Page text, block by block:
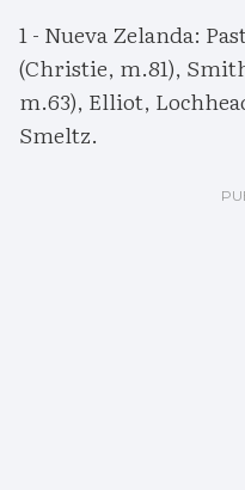
1 - Nueva Zelanda:
(Christie, m.81),
m.63), Elliot,
Smeltz.